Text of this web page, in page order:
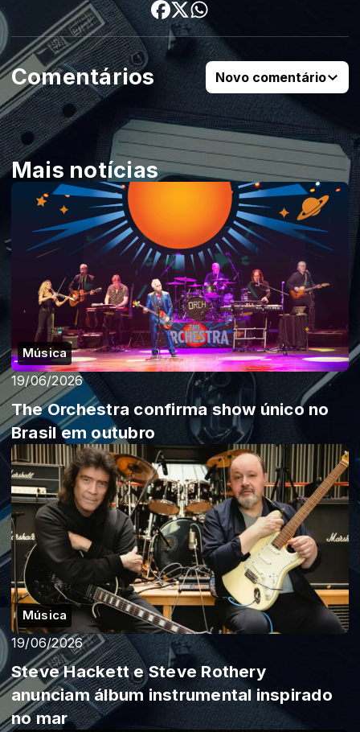
Comentários Novo comentário
Mais notícias
Música
19/06/2026
The Orchestra confirma show único no
Brasil em outubro
Música
19/06/2026
Steve Hackett e Steve Rothery
anunciam álbum instrumental inspirado
no mar